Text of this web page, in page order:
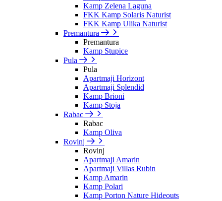
Kamp Zelena Laguna
FKK Kamp Solaris Naturist
FKK Kamp Ulika Naturist
Premantura
Premantura
Kamp Stupice
Pula
Pula
Apartmaji Horizont
Apartmaji Splendid
Kamp Brioni
Kamp Stoja
Rabac
Rabac
Kamp Oliva
Rovinj
Rovinj
Apartmaji Amarin
Apartmaji Villas Rubin
Kamp Amarin
Kamp Polari
Kamp Porton Nature Hideouts